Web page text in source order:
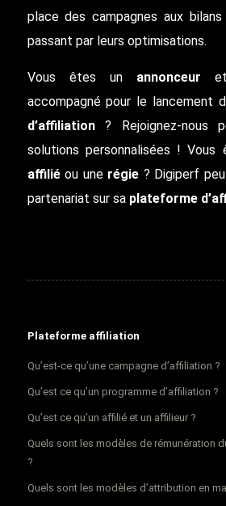
place des campagnes aux
passant par leurs optimisations.
Vous êtes un annonceur et
accompagné pour le lancement
d’affiliation? Rejoignez-nous
solutions personnalisées ! Vous
affiliéou une régie ? Digiperf
partenariat sur sa plateforme
Plateforme affiliation
Qu’est-ce qu’une campagne d’affiliation ?
Qu’est ce qu’un programme d’affiliation ?
Qu’est ce qu’un affilié et un affilieur ?
Quels sont les modèles de rémunération
?
Quels sont les modèles d’attribution en